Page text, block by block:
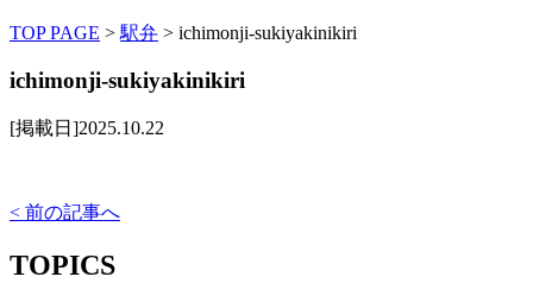
TOP PAGE > 駅弁 > ichimonji-sukiyakinikiri
ichimonji-sukiyakinikiri
[掲載日]2025.10.22
< 前の記事へ
TOPICS